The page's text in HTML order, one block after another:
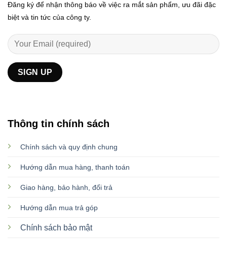
Thông tin chính sách
Chính sách và quy định chung
Hướng dẫn mua hàng, thanh toán
Giao hàng, bảo hành, đổi trả
Hướng dẫn mua trả góp
Chính sách bảo mật
Đăng ký để nhận thông báo về việc ra mắt sản phẩm, ưu đãi đặc
biệt và tin tức của công ty.